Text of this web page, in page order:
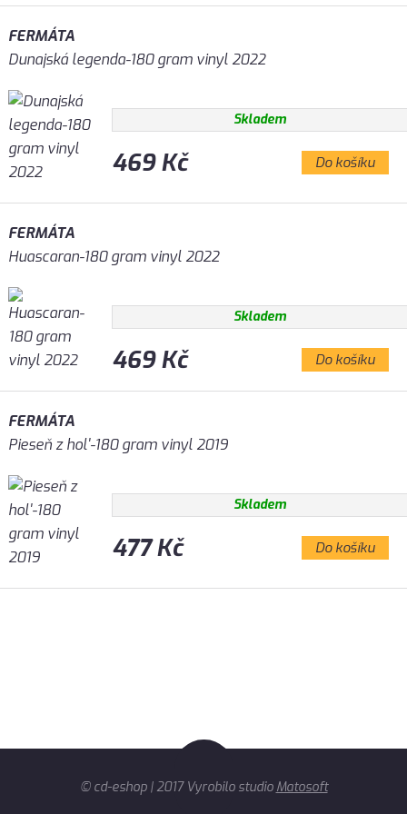
FERMÁTA
Dunajská legenda-180 gram vinyl 2022
Skladem
469 Kč Do košíku
FERMÁTA
Huascaran-180 gram vinyl 2022
Skladem
469 Kč Do košíku
FERMÁTA
Pieseň z hol'-180 gram vinyl 2019
Skladem
477 Kč Do košíku
© cd-eshop | 2017 Vyrobilo studio Matosoft